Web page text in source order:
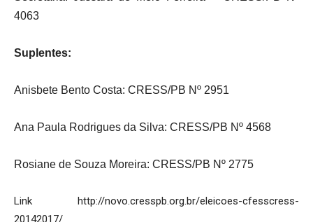
4063
Suplentes:
Anisbete Bento Costa: CRESS/PB Nº 2951
Ana Paula Rodrigues da Silva: CRESS/PB Nº 4568
Rosiane de Souza Moreira: CRESS/PB Nº 2775
Link http://novo.cresspb.org.br/eleicoes-cfesscress-
20142017/